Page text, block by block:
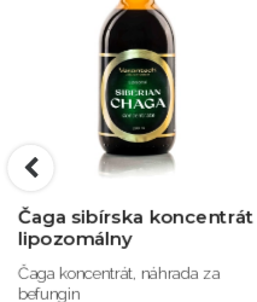
Čaga sibírska koncentrát
lipozomálny
Čaga koncentrát, náhrada za
befungin